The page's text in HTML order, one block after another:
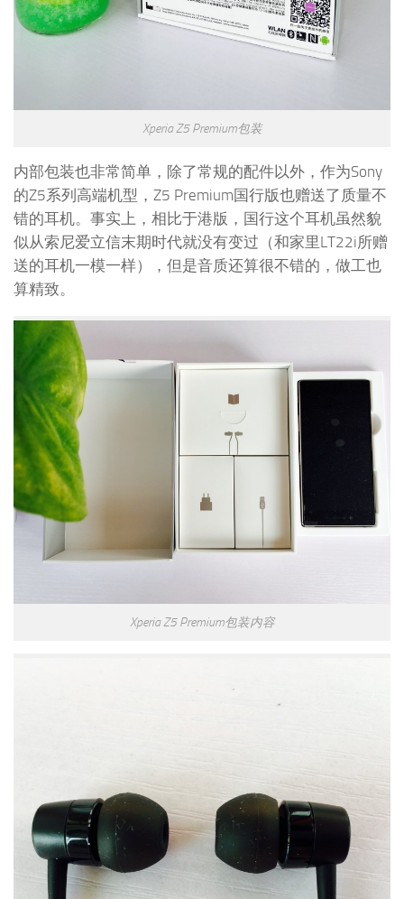
Xperia Z5 Premium包装
内部包装也非常简单，除了常规的配件以外，作为Sony
的Z5系列高端机型，Z5 Premium国行版也赠送了质量不
错的耳机。事实上，相比于港版，国行这个耳机虽然貌
似从索尼爱立信末期时代就没有变过（和家里LT22i所赠
送的耳机一模一样），但是音质还算很不错的，做工也
算精致。
Xperia Z5 Premium包装内容